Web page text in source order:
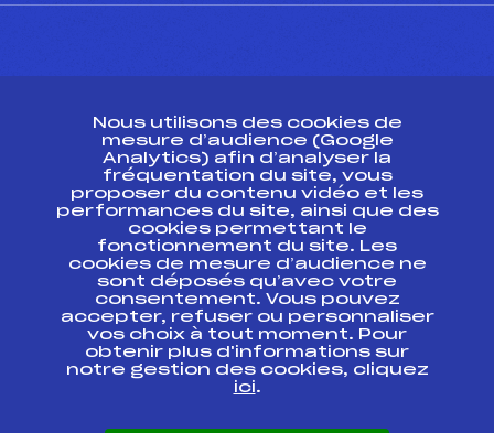
Ressources
Pass’Neige
Projet sportif fédéral
Projet de performance fédéral
Antidopage
Pôle Développement, Formation, Suivi
Scientifique
Listes ministérielles
Pôle vie de l’athlète
Enseignement professionnel
Nous utilisons des cookies de
mesure d’audience (Google
Analytics) afin d’analyser la
fréquentation du site, vous
proposer du contenu vidéo et les
performances du site, ainsi que des
cookies permettant le
fonctionnement du site. Les
cookies de mesure d’audience ne
sont déposés qu’avec votre
consentement. Vous pouvez
accepter, refuser ou personnaliser
vos choix à tout moment. Pour
obtenir plus d'informations sur
notre gestion des cookies, cliquez
ici.